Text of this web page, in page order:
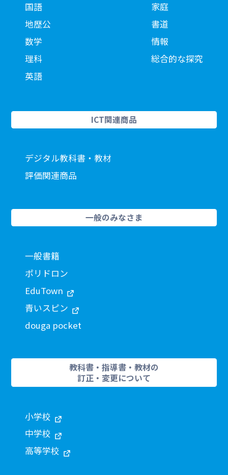
国語
地歴公
数学
理科
英語
家庭
書道
情報
総合的な探究
ICT関連商品
デジタル教科書・教材
評価関連商品
一般のみなさま
一般書籍
ポリドロン
EduTown
青いスピン
douga pocket
教科書・指導書・教材の
訂正・変更について
小学校
中学校
高等学校